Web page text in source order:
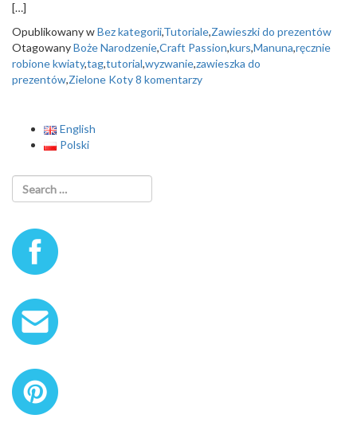
[…]
Opublikowany wBez kategorii,Tutoriale,Zawieszki do prezentów
OtagowanyBoże Narodzenie,Craft Passion,kurs,Manuna,ręcznie
robione kwiaty,tag,tutorial,wyzwanie,zawieszka do
prezentów,Zielone Koty8 komentarzy
English
Polski